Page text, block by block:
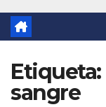
Etiqueta:
sangre